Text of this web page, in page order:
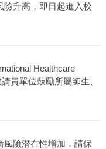
險升高，即日起進入校
Healthcare
貴單位鼓勵所屬師生、
風險潛在性增加，請保